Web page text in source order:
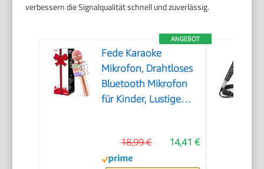
verbessern die Signalqualität schnell und zuverlässig.
ANGEBOT
Fede Karaoke
Mikrofon, Drahtloses
Bluetooth Mikrofon
für Kinder, Lustige
Mädchen Jungen,
Tragbares KTV
14,41 €
18,99 €